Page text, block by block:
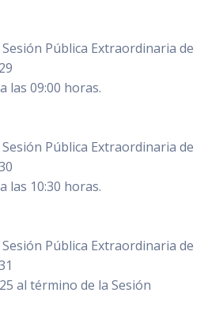
Pública Extraordinaria de
las 09:00 horas.
Pública Extraordinaria de
las 10:30 horas.
Pública Extraordinaria de
al término de la Sesión